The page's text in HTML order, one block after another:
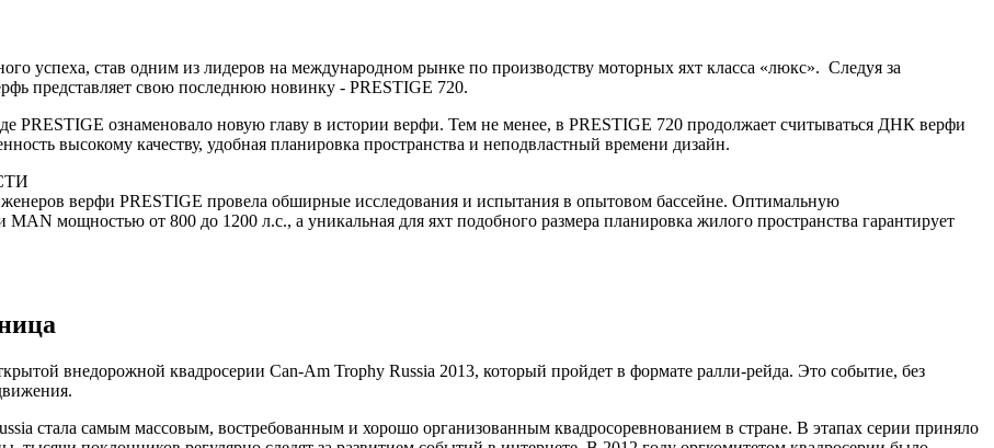
успеха, став одним из лидеров на международном рынке по производству моторных яхт класса «люкс». Следуя за
представляет свою последнюю новинку - PRESTIGE 720.
PRESTIGE ознаменовало новую главу в истории верфи. Тем не менее, в PRESTIGE 720 продолжает считываться ДНК верфи
высокому качеству, удобная планировка пространства и неподвластный времени дизайн.
верфи PRESTIGE провела обширные исследования и испытания в опытовом бассейне. Оптимальную
MAN мощностью от 800 до 1200 л.с., а уникальная для яхт подобного размера планировка жилого пространства гарантирует
внедорожной квадросерии Can-Am Trophy Russia 2013, который пройдет в формате ралли-рейда. Это событие, без
стала самым массовым, востребованным и хорошо организованным квадросоревнованием в стране. В этапах серии приняло